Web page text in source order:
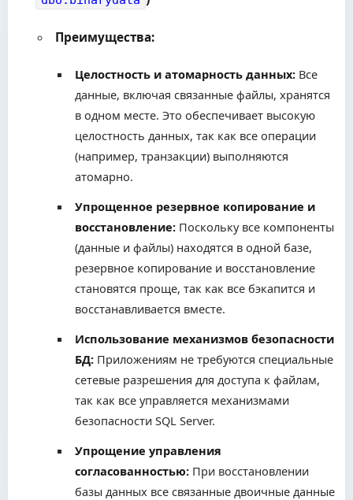
Преимущества:
Целостность и атомарность данных: Все
данные, включая связанные файлы, хранятся
в одном месте. Это обеспечивает высокую
целостность данных, так как все операции
(например, транзакции) выполняются
атомарно.
Упрощенное резервное копирование и
восстановление: Поскольку все компоненты
(данные и файлы) находятся в одной базе,
резервное копирование и восстановление
становятся проще, так как все бэкапится и
восстанавливается вместе.
Использование механизмов безопасности
БД: Приложениям не требуются специальные
сетевые разрешения для доступа к файлам,
так как все управляется механизмами
безопасности SQL Server.
Упрощение управления
согласованностью: При восстановлении
базы данных все связанные двоичные данные